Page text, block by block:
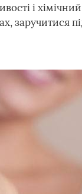
і
заручитися